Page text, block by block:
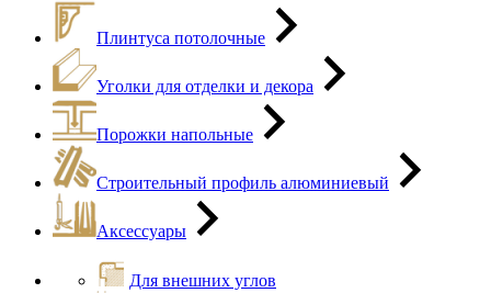
Плинтуса потолочные
Уголки для отделки и декора
Порожки напольные
Строительный профиль алюминиевый
Аксессуары
Для внешних углов